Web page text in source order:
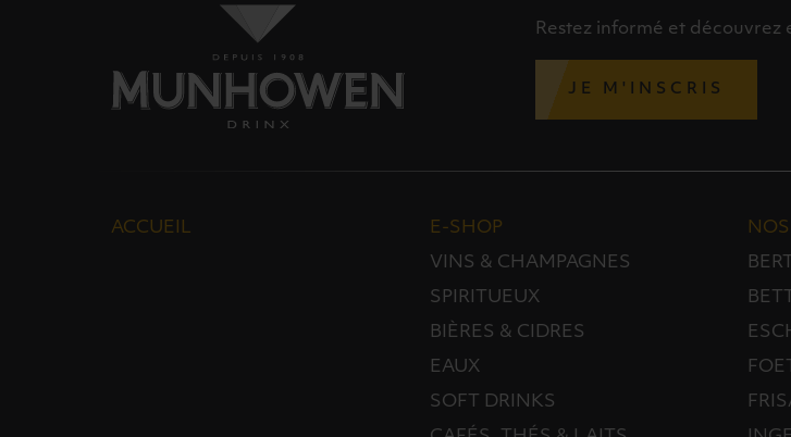
Restez informé et
JE M'INSCRIS
ACCUEIL
E-SHOP
VINS & CHAMPAGNES
SPIRITUEUX
BIÈRES & CIDRES
EAUX
SOFT DRINKS